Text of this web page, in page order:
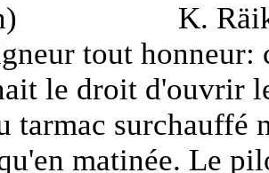
K.
tout honneur:
le droit d'ouvrir
tarmac surchauffé
matinée. Le